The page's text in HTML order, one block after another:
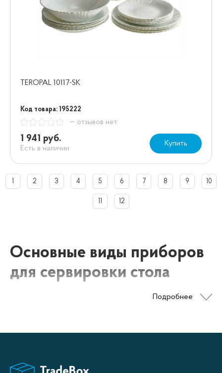
TEROPAL 10117-SK
Код товара: 195222
— отзывов нет
1 941 руб.
Есть в наличии
Купить
1 2 3 4 5 6 7 8 9 10
11 12
Подробнее
Основные виды приборов
для сервировки стола
конфетницы. Каждый из перечисленных видов посуды
чтобы Вам легче было выбрать, рассмотрим ключевые